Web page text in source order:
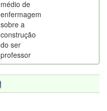
médio de
enfermagem
sobre a
construção
do ser
professor